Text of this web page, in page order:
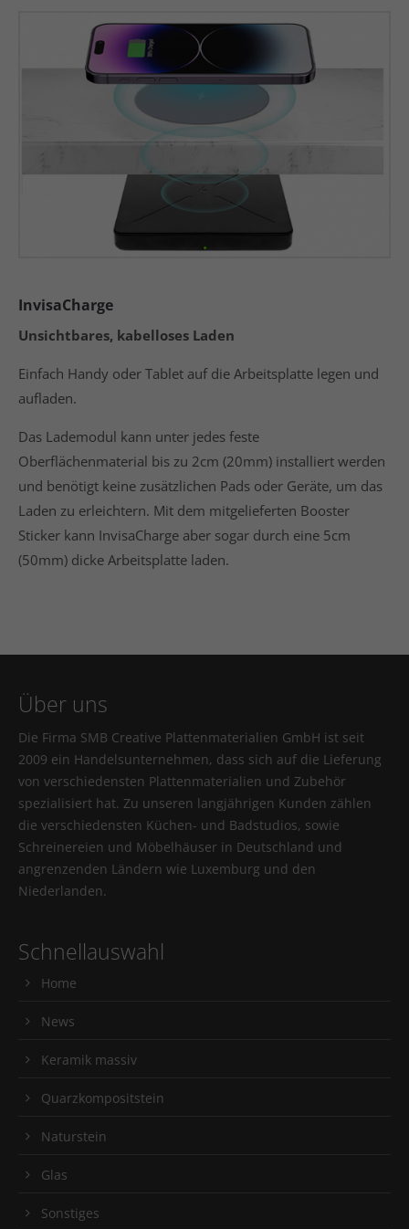
InvisaCharge
Unsichtbares, kabelloses Laden
Einfach Handy oder Tablet auf die Arbeitsplatte legen und
aufladen.
Das Lademodul kann unter jedes feste
Oberflächenmaterial bis zu 2cm (20mm) installiert werden
und benötigt keine zusätzlichen Pads oder Geräte, um das
Laden zu erleichtern. Mit dem mitgelieferten Booster
Sticker kann InvisaCharge aber sogar durch eine 5cm
(50mm) dicke Arbeitsplatte laden.
Über uns
Die Firma SMB Creative Plattenmaterialien GmbH ist seit
2009 ein Handelsunternehmen, dass sich auf die Lieferung
von verschiedensten Plattenmaterialien und Zubehör
spezialisiert hat. Zu unseren langjährigen Kunden zählen
die verschiedensten Küchen- und Badstudios, sowie
Schreinereien und Möbelhäuser in Deutschland und
angrenzenden Ländern wie Luxemburg und den
Niederlanden.
Schnellauswahl
Home
News
Keramik massiv
Quarzkompositstein
Naturstein
Glas
Sonstiges